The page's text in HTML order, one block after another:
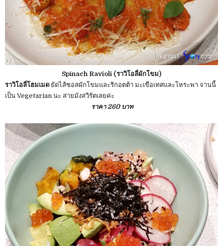
Spinach Ravioli (ราวิโอลี่ผักโขม)
ราวิโอลี่โฮมเมด ยัดไส้ซอสผักโขมและริกอตต้า มะเขือเทศและโหระพา จานนี้
เป็น Vegetarian นะ สายมังสวิรัตเลยค่ะ
ราคา 260 บาท